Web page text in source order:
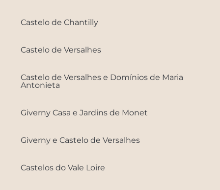
Castelo de Chantilly
Castelo de Versalhes
Castelo de Versalhes e Domínios de Maria
Antonieta
Giverny Casa e Jardins de Monet
Giverny e Castelo de Versalhes
Castelos do Vale Loire